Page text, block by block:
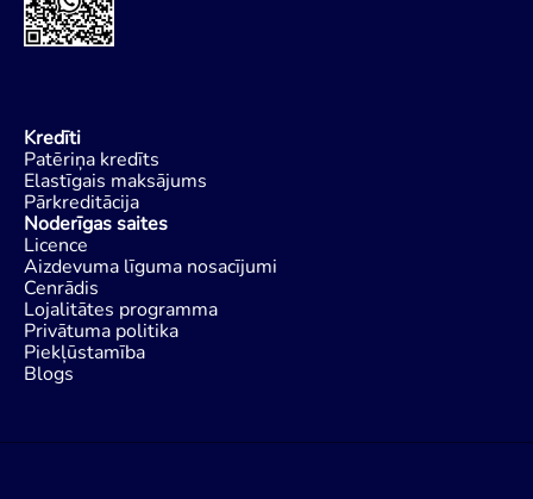
Kredīti
Patēriņa kredīts
Elastīgais maksājums
Pārkreditācija
Noderīgas saites
Licence
Aizdevuma līguma nosacījumi
Cenrādis
Lojalitātes programma
Privātuma politika
Piekļūstamība
Blogs